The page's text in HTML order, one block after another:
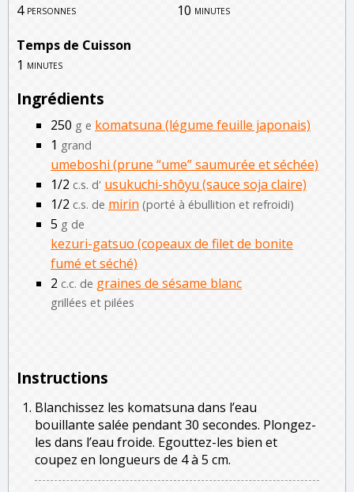
4 personnes 10 minutes
Temps de Cuisson
1 minutes
Ingrédients
250 g e komatsuna (légume feuille japonais)
1 grand
umeboshi (prune “ume” saumurée et séchée)
1/2 c.s. d' usukuchi-shôyu (sauce soja claire)
1/2 c.s. de mirin (porté à ébullition et refroidi)
5 g de
kezuri-gatsuo (copeaux de filet de bonite
fumé et séché)
2 c.c. de graines de sésame blanc
grillées et pilées
Instructions
Blanchissez les komatsuna dans l’eau
bouillante salée pendant 30 secondes. Plongez-
les dans l’eau froide. Egouttez-les bien et
coupez en longueurs de 4 à 5 cm.